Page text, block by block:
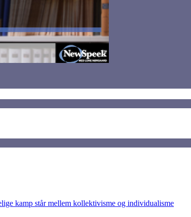
kamp står mellem kollektivisme og individualisme